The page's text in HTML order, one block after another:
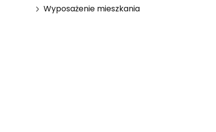
Wyposażenie mieszkania